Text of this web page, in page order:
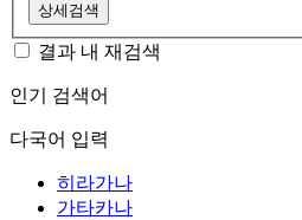
상세검색
결과 내 재검색
인기 검색어
다국어 입력
히라가나
가타카나